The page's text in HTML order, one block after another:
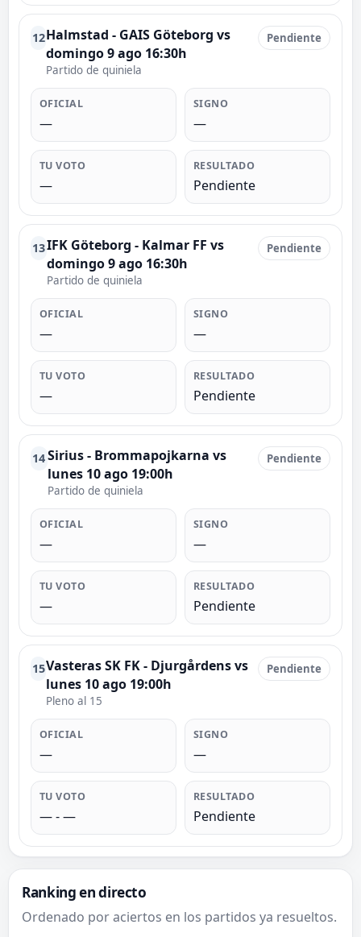
12Halmstad - GAIS Göteborg vs
domingo 9 ago 16:30h
Partido de quiniela
Pendiente
OFICIAL
—
SIGNO
—
TU VOTO
—
RESULTADO
Pendiente
13IFK Göteborg - Kalmar FF vs
domingo 9 ago 16:30h
Partido de quiniela
Pendiente
OFICIAL
—
SIGNO
—
TU VOTO
—
RESULTADO
Pendiente
14Sirius - Brommapojkarna vs
lunes 10 ago 19:00h
Partido de quiniela
Pendiente
OFICIAL
—
SIGNO
—
TU VOTO
—
RESULTADO
Pendiente
15Vasteras SK FK - Djurgårdens vs
lunes 10 ago 19:00h
Pleno al 15
Pendiente
OFICIAL
—
SIGNO
—
TU VOTO
— - —
RESULTADO
Pendiente
Ranking en directo
Ordenado por aciertos en los partidos ya resueltos.